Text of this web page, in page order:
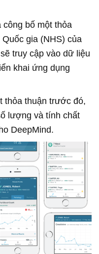
công bố một thỏa
gia (NHS) của
truy cập vào dữ liệu
khai ứng dụng
thỏa thuận trước đó,
lượng và tính chất
DeepMind.